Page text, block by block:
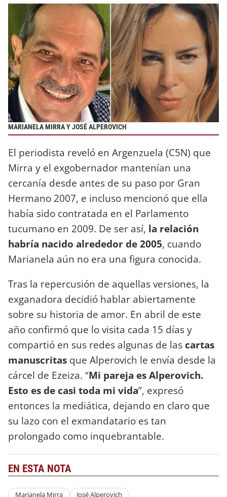
MARIANELA MIRRA Y JOSÉ ALPEROVICH
El periodista reveló en Argenzuela (C5N) que
Mirra y el exgobernador mantenían una
cercanía desde antes de su paso por Gran
Hermano 2007, e incluso mencionó que ella
había sido contratada en el Parlamento
tucumano en 2009. De ser así, la relación
habría nacido alrededor de 2005, cuando
Marianela aún no era una figura conocida.
Tras la repercusión de aquellas versiones, la
exganadora decidió hablar abiertamente
sobre su historia de amor. En abril de este
año confirmó que lo visita cada 15 días y
compartió en sus redes algunas de las cartas
manuscritas que Alperovich le envía desde la
cárcel de Ezeiza. “Mi pareja es Alperovich.
Esto es de casi toda mi vida”, expresó
entonces la mediática, dejando en claro que
su lazo con el exmandatario es tan
prolongado como inquebrantable.
EN ESTA NOTA
Marianela Mirra José Alperovich